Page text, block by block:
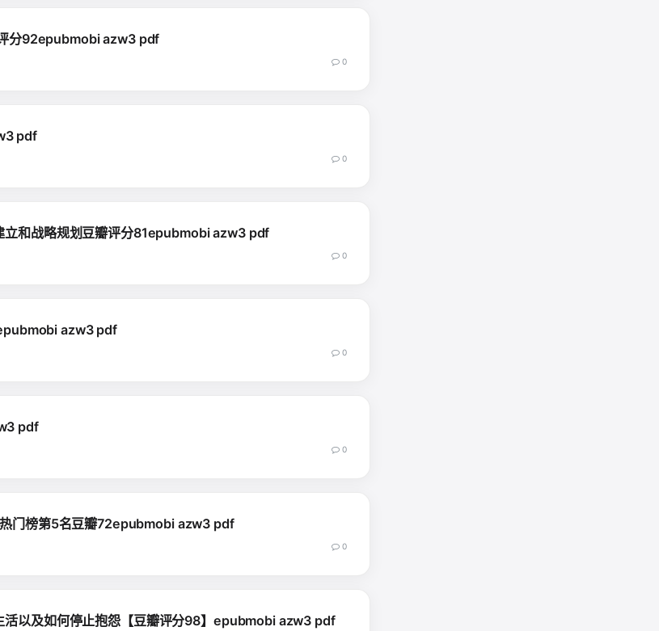
分92epubmobi azw3 pdf
0
pdf
0
立和战略规划豆瓣评分81epubmobi azw3 pdf
0
azw3 pdf
0
pdf
0
热门榜第5名豆瓣72epubmobi azw3 pdf
0
活以及如何停止抱怨【豆瓣评分98】epubmobi azw3 pdf